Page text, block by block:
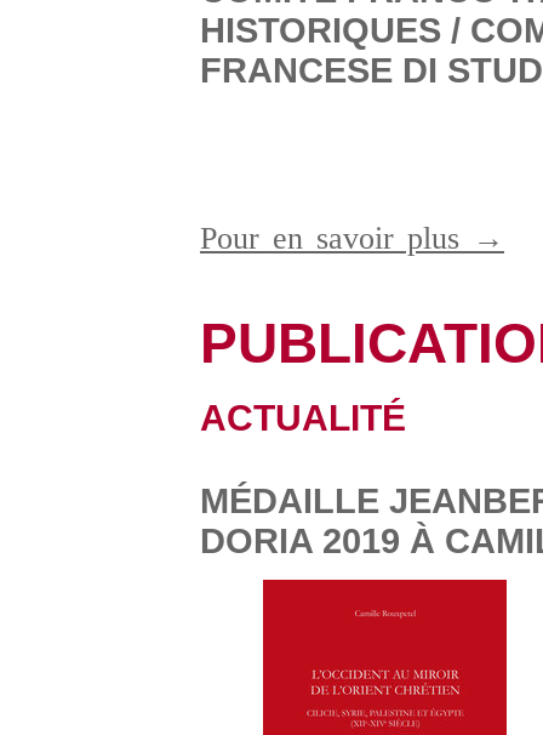
HISTORIQUES /
FRANCESE DI
Pour en savoir plus →
ACTUALITÉ
MÉDAILLE
DORIA 2019 À